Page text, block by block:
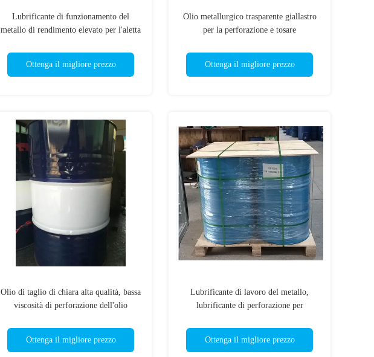
Lubrificante di funzionamento del
metallo di rendimento elevato per l'aletta
Ottenga il migliore prezzo
Olio metallurgico trasparente giallastro
per la perforazione e tosare
Ottenga il migliore prezzo
Olio di taglio di chiara alta qualità, bassa
viscosità di perforazione dell'olio
Ottenga il migliore prezzo
Lubrificante di lavoro del metallo,
lubrificante di perforazione per
Ottenga il migliore prezzo